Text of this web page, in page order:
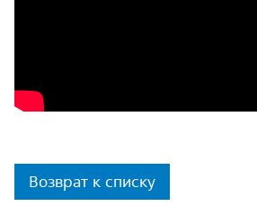
Возврат к списку